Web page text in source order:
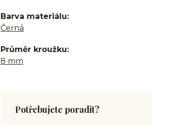
Barva materiálu
Černá
Průměr kroužku
8 mm
Potřebujete poradit?